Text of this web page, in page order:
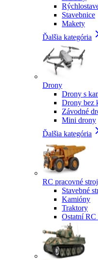
Stavebnice
Makety
Ďalšia kategória
Drony
Drony s
Drony bez
Závodné
Mini drony
Ďalšia kategória
RC pracovné
Stavebné
Kamióny
Traktory
Ostatní RC